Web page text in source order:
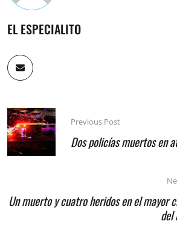
EL ESPECIALITO
Previous Post
Dos policías muertos en
Un muerto y cuatro heridos en el mayor
del